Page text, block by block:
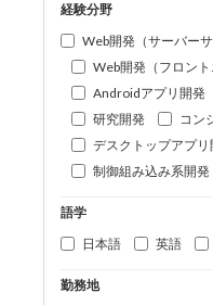
経験分野
Web開発（サーバーサ
Web開発（フロント
Androidアプリ開発
研究開発
コン
デスクトップアプリ
制御組み込み系開発
語学
日本語
英語
勤務地